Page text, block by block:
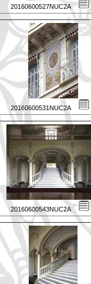
20160600527NUC2A
20160600531NUC2A
20160600543NUC2A